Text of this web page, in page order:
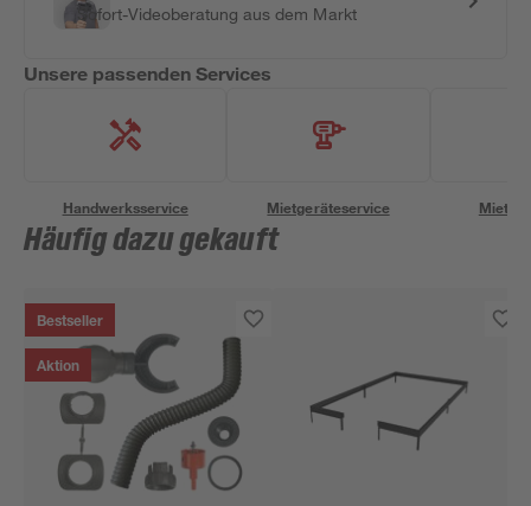
Sofort-Videoberatung aus dem Markt
Unsere passenden Services
Handwerksservice Mietgeräteservice
Häufig dazu gekauft
Bestseller
Aktion